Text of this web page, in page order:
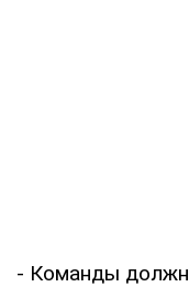
- Команды